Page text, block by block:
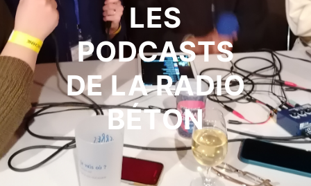
LES
PODCASTS
DE LA RADIO
BÉTON